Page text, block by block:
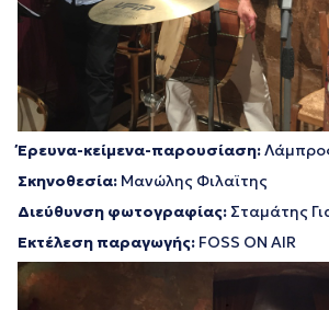
Έρευνα-κείμενα-παρουσίαση:
Σκηνοθεσία: Μανώλης Φιλαϊτης
Διεύθυνση φωτογραφίας: Σταμάτης
Εκτέλεση παραγωγής: FOSS ON AIR